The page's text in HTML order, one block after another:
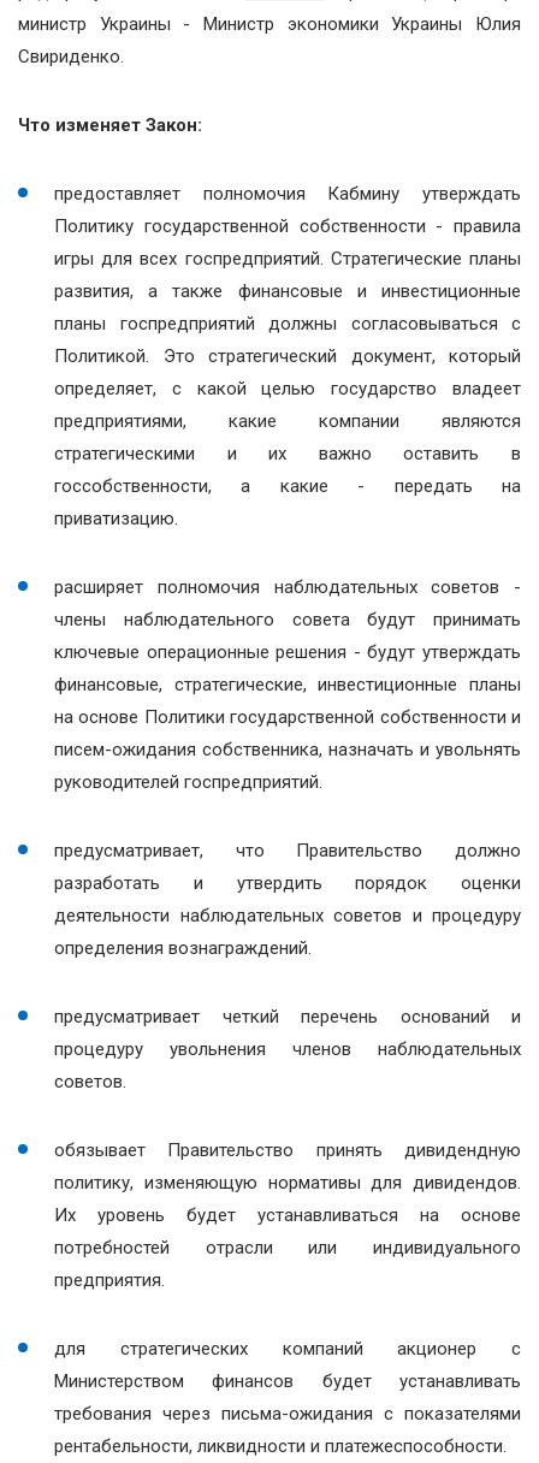
министр Украины - Министр экономики Украины Юлия
Свириденко.
Что изменяет Закон:
предоставляет полномочия Кабмину утверждать
Политику государственной собственности - правила
игры для всех госпредприятий. Стратегические планы
развития, а также финансовые и инвестиционные
планы госпредприятий должны согласовываться с
Политикой. Это стратегический документ, который
определяет, с какой целью государство владеет
предприятиями, какие компании являются
стратегическими и их важно оставить в
госсобственности, а какие - передать на
приватизацию.
расширяет полномочия наблюдательных советов -
члены наблюдательного совета будут принимать
ключевые операционные решения - будут утверждать
финансовые, стратегические, инвестиционные планы
на основе Политики государственной собственности и
писем-ожидания собственника, назначать и увольнять
руководителей госпредприятий.
предусматривает, что Правительство должно
разработать и утвердить порядок оценки
деятельности наблюдательных советов и процедуру
определения вознаграждений.
предусматривает четкий перечень оснований и
процедуру увольнения членов наблюдательных
советов.
обязывает Правительство принять дивидендную
политику, изменяющую нормативы для дивидендов.
Их уровень будет устанавливаться на основе
потребностей отрасли или индивидуального
предприятия.
для стратегических компаний акционер с
Министерством финансов будет устанавливать
требования через письма-ожидания с показателями
рентабельности, ликвидности и платежеспособности.